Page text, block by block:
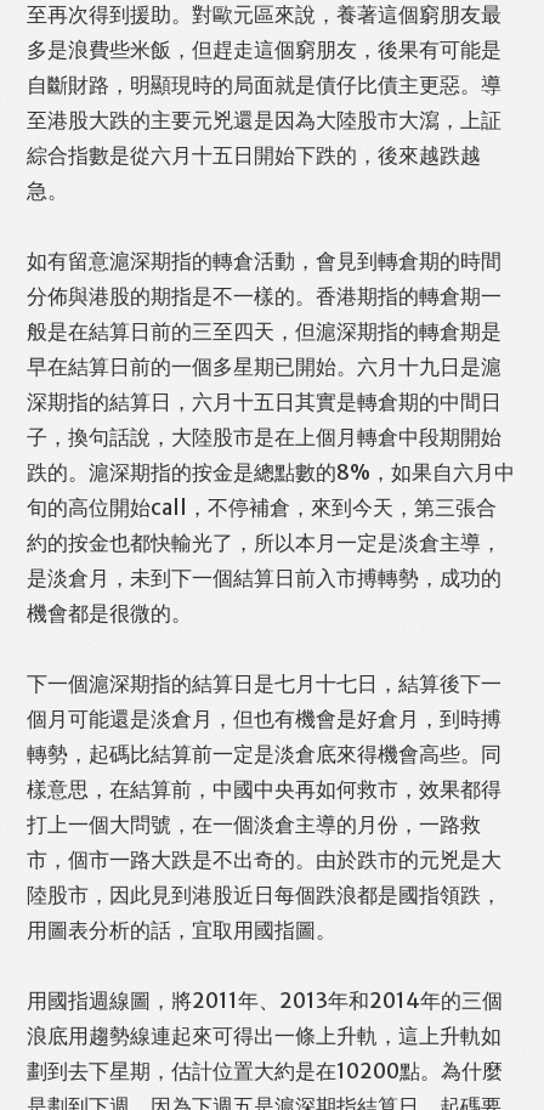
Like Facebook Twitter Line
至再次得到援助。對歐元區來說，養著這個窮朋友最
多是浪費些米飯，但趕走這個窮朋友，後果有可能是
自斷財路，明顯現時的局面就是債仔比債主更惡。導
至港股大跌的主要元兇還是因為大陸股市大瀉，上証
綜合指數是從六月十五日開始下跌的，後來越跌越
急。
如有留意滬深期指的轉倉活動，會見到轉倉期的時間
分佈與港股的期指是不一樣的。香港期指的轉倉期一
般是在結算日前的三至四天，但滬深期指的轉倉期是
早在結算日前的一個多星期已開始。六月十九日是滬
深期指的結算日，六月十五日其實是轉倉期的中間日
子，換句話說，大陸股市是在上個月轉倉中段期開始
跌的。滬深期指的按金是總點數的8%，如果自六月中
旬的高位開始call，不停補倉，來到今天，第三張合
約的按金也都快輸光了，所以本月一定是淡倉主導，
是淡倉月，未到下一個結算日前入市搏轉勢，成功的
機會都是很微的。
下一個滬深期指的結算日是七月十七日，結算後下一
個月可能還是淡倉月，但也有機會是好倉月，到時搏
轉勢，起碼比結算前一定是淡倉底來得機會高些。同
樣意思，在結算前，中國中央再如何救市，效果都得
打上一個大問號，在一個淡倉主導的月份，一路救
市，個市一路大跌是不出奇的。由於跌市的元兇是大
陸股市，因此見到港股近日每個跌浪都是國指領跌，
用圖表分析的話，宜取用國指圖。
用國指週線圖，將2011年、2013年和2014年的三個
浪底用趨勢線連起來可得出一條上升軌，這上升軌如
劃到去下星期，估計位置大約是在10200點。為什麼